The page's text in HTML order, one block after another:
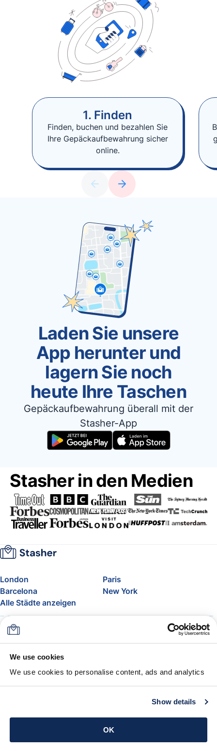
We use cookies
We use cookies to personalise content, ads and analytics
Show details
OK
1. Finden
Finden, buchen und bezahlen Sie
Ihre Gepäckaufbewahrung sicher
online.
Laden Sie unsere
App herunter und
lagern Sie noch
heute Ihre Taschen
Gepäckaufbewahrung überall mit der
Stasher-App
Stasher in den Medien
London
Paris
Barcelona
New York
Alle Städte anzeigen
Über uns
FAQ
Support
Blog
Freigepäck bei Airlines
Die Stasher-Garantie
AGB
App holen